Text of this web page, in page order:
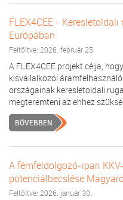
FLEX4CEE -
Európában
Feltöltve: 2026. február 25.
A FLEX4CEE projekt célja,
kisvállalkozói
országainak keresletoldali
megteremteni az ehhez
BŐVEBBEN
A fémfeldolgozó-ipari
potenciálbecslése
Feltöltve: 2026. január 30.